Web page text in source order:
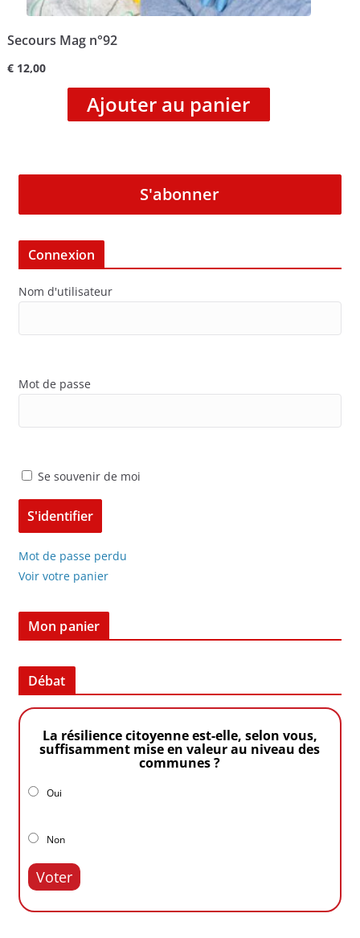
Secours Mag n°92
€12,00
Ajouter au panier
S'abonner
Connexion
Nom d'utilisateur
Mot de passe
Se souvenir de moi
Mot de passe perdu
Voir votre panier
Mon panier
Débat
La résilience citoyenne est-elle, selon vous,
suffisamment mise en valeur au niveau des
communes ?
Oui
Non
Voter